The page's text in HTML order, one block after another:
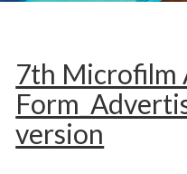
7th Microfilm
version